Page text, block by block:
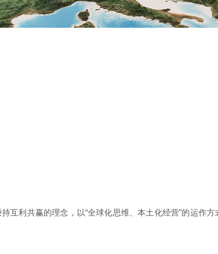
互利共赢的理念，以“全球化思维、本土化经营”的运作